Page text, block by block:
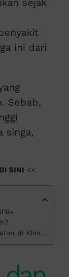
sejak
ini dari
Sebab,
singa,
SINI <<
Klinik Apollo